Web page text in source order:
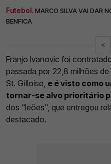
Futebol. MARCO SILVA VAI DAR
BENFICA
<
Franjo Ivanovic foi
passada por 22,8 milhões
St. Gilloise, e é visto como
tornar-se alvo prioritário
dos "leões", que entregou
destacado.